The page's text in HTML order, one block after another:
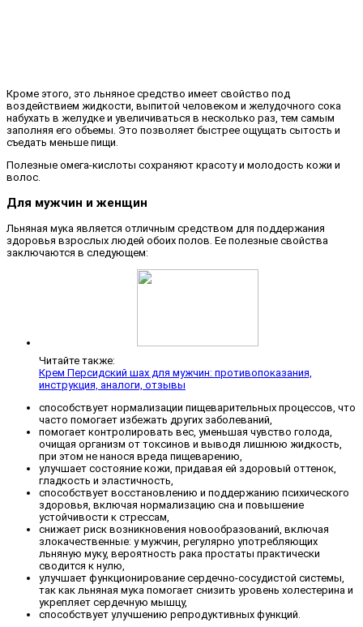
Кроме этого, это льняное средство имеет свойство под
воздействием жидкости, выпитой человеком и желудочного сока
набухать в желудке и увеличиваться в несколько раз, тем самым
заполняя его объемы. Это позволяет быстрее ощущать сытость и
съедать меньше пищи.
Полезные омега-кислоты сохраняют красоту и молодость кожи и
волос.
Для мужчин и женщин
Льняная мука является отличным средством для поддержания
здоровья взрослых людей обоих полов. Ее полезные свойства
заключаются в следующем:
Читайте также:
Крем Персидский шах для мужчин: противопоказания,
инструкция, аналоги, отзывы
способствует нормализации пищеварительных процессов, что
часто помогает избежать других заболеваний,
помогает контролировать вес, уменьшая чувство голода,
очищая организм от токсинов и выводя лишнюю жидкость,
при этом не нанося вреда пищеварению,
улучшает состояние кожи, придавая ей здоровый оттенок,
гладкость и эластичность,
способствует восстановлению и поддержанию психического
здоровья, включая нормализацию сна и повышение
устойчивости к стрессам,
снижает риск возникновения новообразований, включая
злокачественные: у мужчин, регулярно употребляющих
льняную муку, вероятность рака простаты практически
сводится к нулю,
улучшает функционирование сердечно-сосудистой системы,
так как льняная мука помогает снизить уровень холестерина и
укрепляет сердечную мышцу,
способствует улучшению репродуктивных функций.